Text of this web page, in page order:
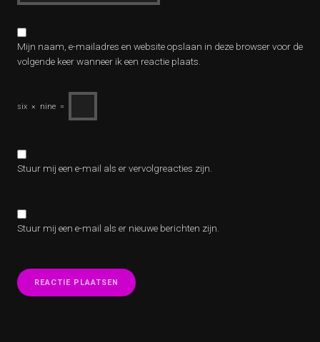
Mijn naam, e-mailadres en website opslaan in deze browser voor de
volgende keer wanneer ik een reactie plaats.
six × nine =
Stuur mij een e-mail als er vervolgreacties zijn.
Stuur mij een e-mail als er nieuwe berichten zijn.